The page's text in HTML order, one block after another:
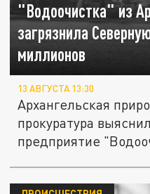
"Водоочистка" из
загрязнила
миллионов
13 АВГУСТА 13:30
Архангельская
прокуратура
предприятие